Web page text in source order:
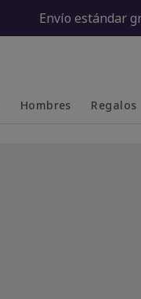
Envío estándar
Hombres Regalos